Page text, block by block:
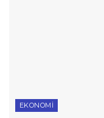
EKONOMI